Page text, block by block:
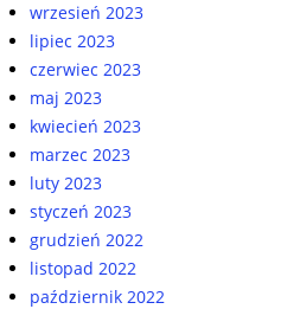
wrzesień 2023
lipiec 2023
czerwiec 2023
maj 2023
kwiecień 2023
marzec 2023
luty 2023
styczeń 2023
grudzień 2022
listopad 2022
październik 2022